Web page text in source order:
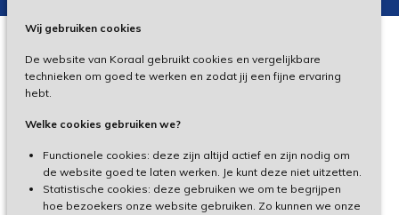
Wij gebruiken cookies
De website van Koraal gebruikt cookies en vergelijkbare
technieken om goed te werken en zodat jij een fijne ervaring
hebt.
Welke cookies gebruiken we?
Functionele cookies: deze zijn altijd actief en zijn nodig om
de website goed te laten werken. Je kunt deze niet uitzetten.
Statistische cookies: deze gebruiken we om te begrijpen
hoe bezoekers onze website gebruiken. Zo kunnen we onze
Privacy
Toegankelijkheid
Cliëntenportaal